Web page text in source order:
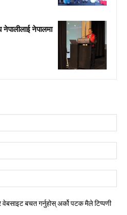
नेपालमा
वेबसाइट बचत गर्नुहोस् अर्को पटक मैले टिप्पणी